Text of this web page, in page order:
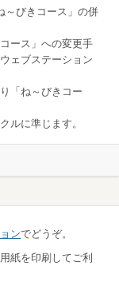
～びきコース」の併
ース」への変更手
ェブステーション
「ね～びきコー
ルに準じます。
ンでどうぞ。
紙を印刷してご利